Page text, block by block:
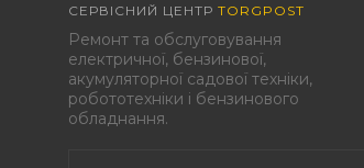
СЕРВІСНИЙ ЦЕНТР TORGPOST
Ремонт та обслуговування
електричної, бензинової,
акумуляторної садової техніки,
робототехніки і бензинового
обладнання.